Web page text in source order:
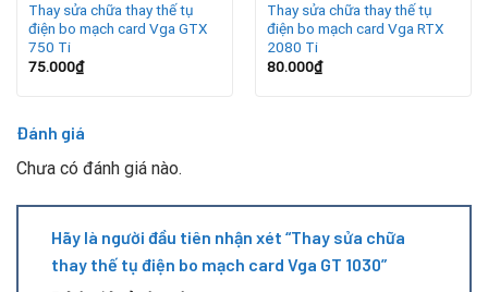
Card hoạt động liên tục trong thời gian dài, khiến linh
kiện nhanh bị lão hóa.
điện.
Dấu hiệu tụ điện card VGA GT 1030 gặp sự cố
Thay sửa chữa thay thế tụ
điện bo mạch card Vga GTX
750 Ti
75.000₫
Thay sửa chữa thay thế tụ
điện bo mạch card Vga RTX
2080 Ti
80.000₫
Đánh giá
Chưa có đánh giá nào.
Hãy là người đầu tiên nhận xét “Thay sửa chữa
thay thế tụ điện bo mạch card Vga GT 1030”